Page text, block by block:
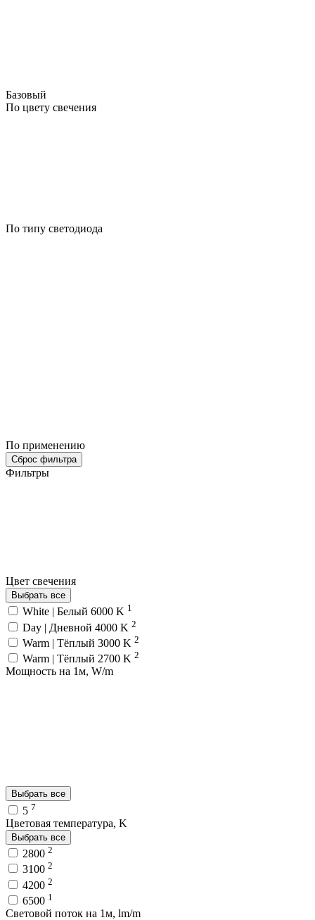
Базовый
По цвету свечения
По типу светодиода
По применению
Сброс фильтра
Фильтры
Цвет свечения
Выбрать все
White | Белый 6000 K 1
Day | Дневной 4000 K 2
Warm | Тёплый 3000 K 2
Warm | Тёплый 2700 K 2
Мощность на 1м, W/m
Выбрать все
5 7
Цветовая температура, K
Выбрать все
2800 2
3100 2
4200 2
6500 1
Световой поток на 1м, lm/m